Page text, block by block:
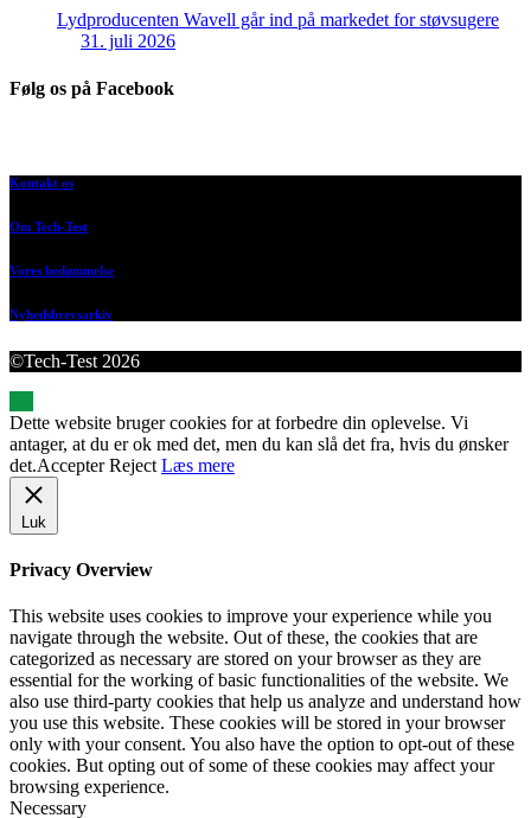
Lydproducenten Wavell går ind på markedet for støvsugere
31. juli 2026
Følg os på Facebook
Kontakt os
Om Tech-Test
Vores bedømmelse
Nyhedsbrevsarkiv
©Tech-Test 2026
Dette website bruger cookies for at forbedre din oplevelse. Vi
antager, at du er ok med det, men du kan slå det fra, hvis du ønsker
det.Accepter Reject Læs mere
Luk
Privacy Overview
This website uses cookies to improve your experience while you
navigate through the website. Out of these, the cookies that are
categorized as necessary are stored on your browser as they are
essential for the working of basic functionalities of the website. We
also use third-party cookies that help us analyze and understand how
you use this website. These cookies will be stored in your browser
only with your consent. You also have the option to opt-out of these
cookies. But opting out of some of these cookies may affect your
browsing experience.
Necessary